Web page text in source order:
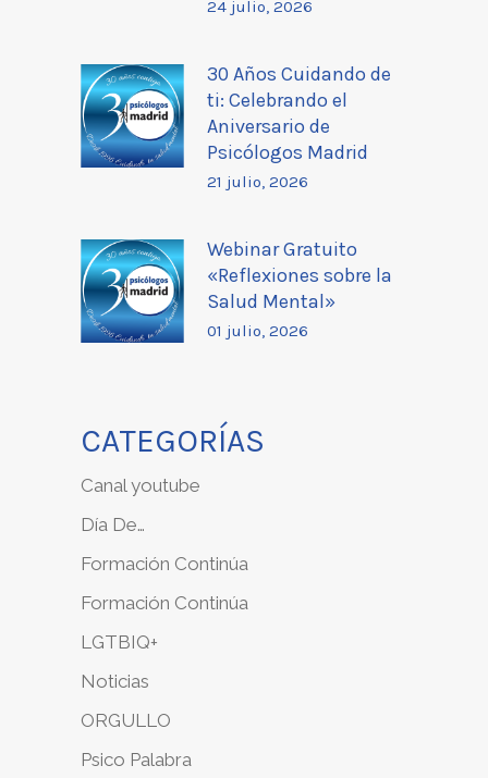
24 julio, 2026
30 Años Cuidando de
ti: Celebrando el
Aniversario de
Psicólogos Madrid
21 julio, 2026
Webinar Gratuito
«Reflexiones sobre la
Salud Mental»
01 julio, 2026
CATEGORÍAS
Canal youtube
Día De…
Formación Continúa
Formación Continúa
LGTBIQ+
Noticias
ORGULLO
Psico Palabra